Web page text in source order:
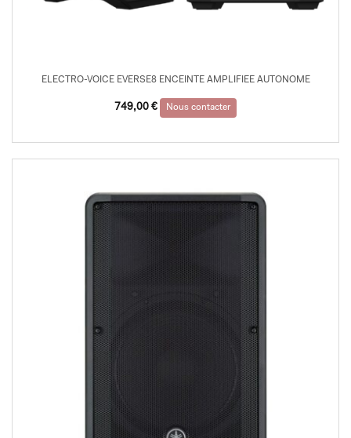
ELECTRO-VOICE EVERSE8 ENCEINTE AMPLIFIEE AUTONOME
749,00 € Nous contacter